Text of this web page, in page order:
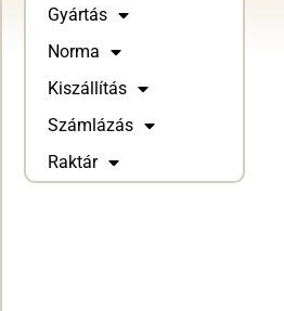
Gyártás
Norma
Kiszállítás
Számlázás
Raktár